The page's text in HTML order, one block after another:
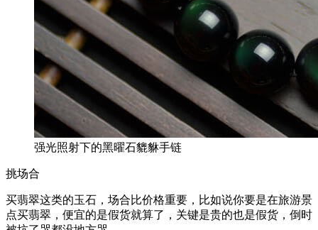
强光照射下的黑曜石貔貅手链
挑场合
买翡翠这类的玉石，场合比价格重要，比如说你要是在旅游景
点买翡翠，便宜的是假货就算了，关键是贵的也是假货，倒时